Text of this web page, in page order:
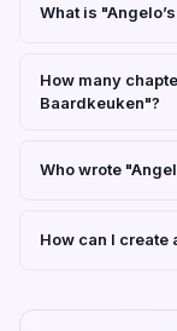
What is
How many
Baardkeuken"?
Who wrote
How can I create